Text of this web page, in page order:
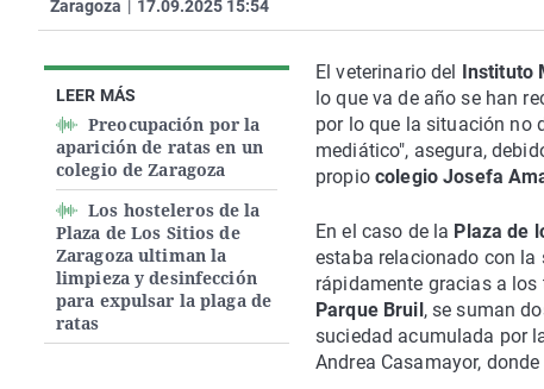
Zaragoza | 17.09.2025 15:54
LEER MÁS
Preocupación por la
aparición de ratas en un
colegio de Zaragoza
Los hosteleros de la
Plaza de Los Sitios de
Zaragoza ultiman la
limpieza y desinfección
para expulsar la plaga de
ratas
El veterinario del Instituto
lo que va de año se han
por lo que la situación no
mediático", asegura,
propio colegio Josefa
En el caso de la Plaza de
estaba relacionado con
rápidamente gracias a
Parque Bruil, se suman
suciedad acumulada por
Andrea Casamayor,